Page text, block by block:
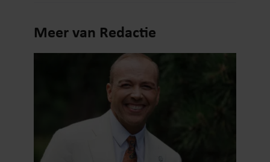
Meer van Redactie